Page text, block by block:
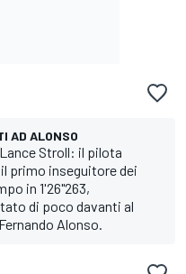
AD ALONSO
Stroll: il pilota
primo inseguitore dei
in 1'26"263,
di poco davanti al
Alonso.